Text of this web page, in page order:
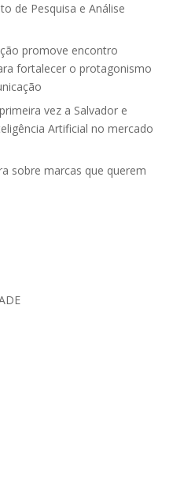
de Pesquisa e Análise
promove encontro
fortalecer o protagonismo
vez a Salvador e
Artificial no mercado
sobre marcas que querem